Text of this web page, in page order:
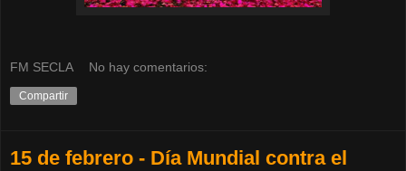
FM SECLA No hay comentarios:
Compartir
15 de febrero - Día Mundial contra el